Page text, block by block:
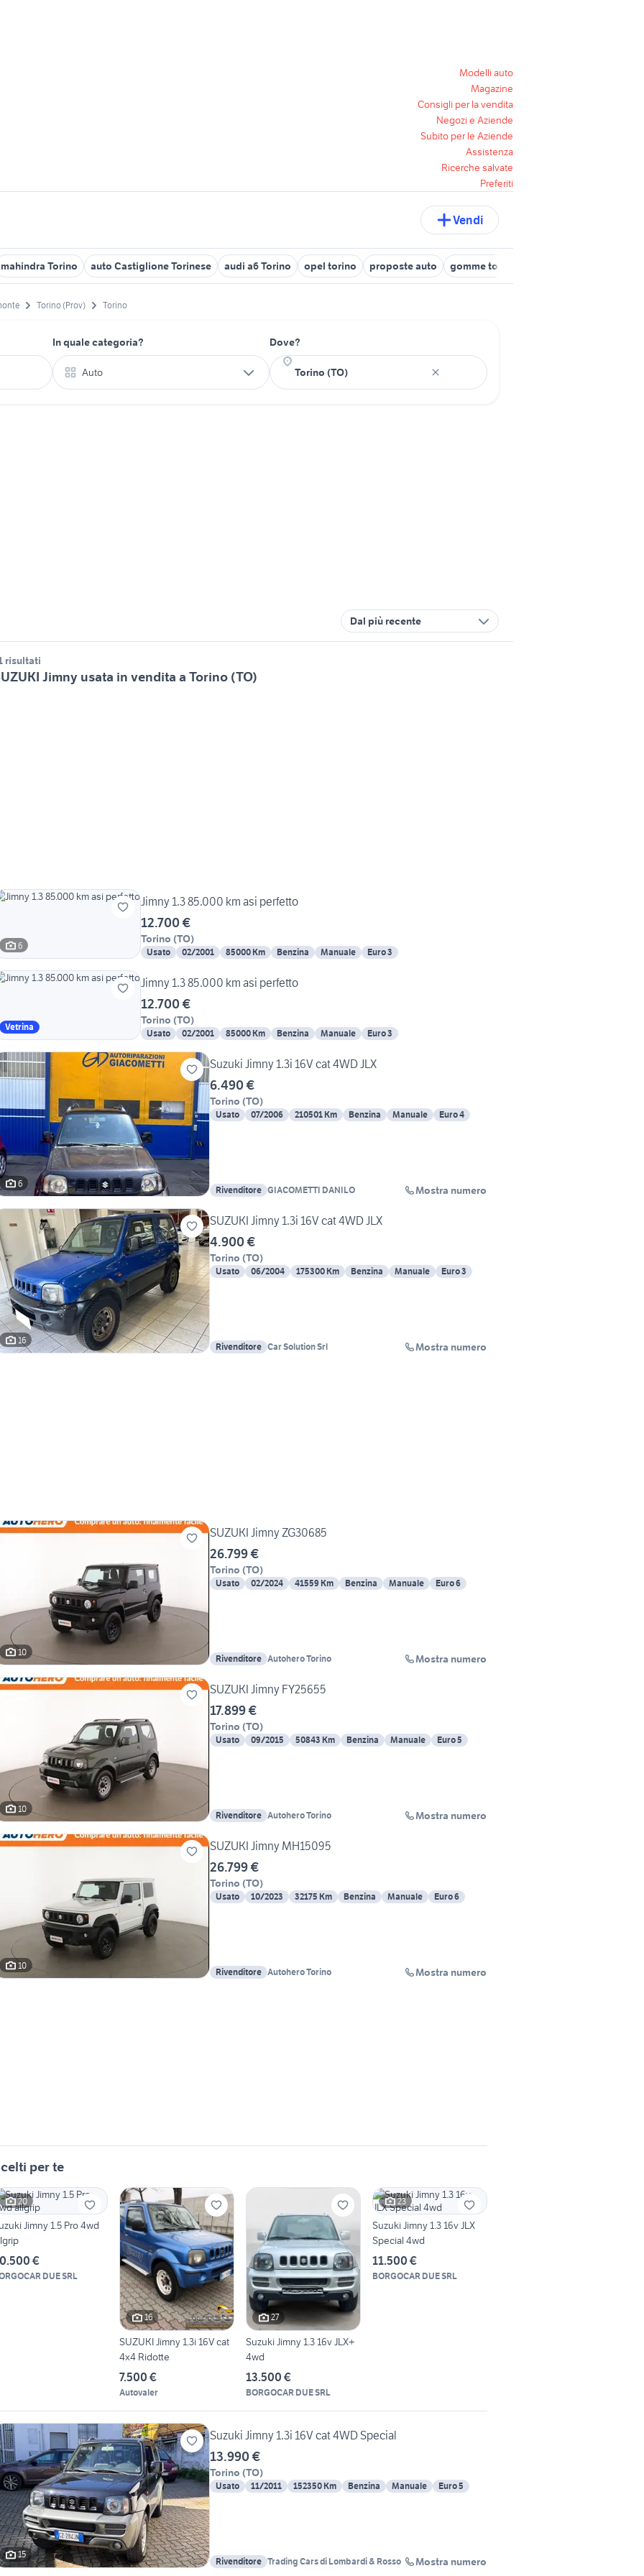
Modelli auto
Magazine
Consigli per la vendita
Negozi e Aziende
Subito per le Aziende
Assistenza
Ricerche salvate
Preferiti
Vendi
mahindra Torino auto Castiglione Torinese audi a6 Torino opel torino proposte auto gomme torino
Torino (Prov) Torino
In quale categoria?
Auto
Dove?
Dal più recente
risultati
Jimny usata in vendita a Torino (TO)
6
Jimny 1.3 85.000 km asi perfetto
12.700 €
Torino (TO)
Usato 02/2001 85000 Km Benzina Manuale Euro 3
Vetrina
Jimny 1.3 85.000 km asi perfetto
12.700 €
Torino (TO)
Usato 02/2001 85000 Km Benzina Manuale Euro 3
6
Suzuki Jimny 1.3i 16V cat 4WD JLX
6.490 €
Torino (TO)
Usato 07/2006 210501 Km Benzina Manuale Euro 4
Rivenditore GIACOMETTI DANILO Mostra numero
16
SUZUKI Jimny 1.3i 16V cat 4WD JLX
4.900 €
Torino (TO)
Usato 06/2004 175300 Km Benzina Manuale Euro 3
Rivenditore Car Solution Srl Mostra numero
10
SUZUKI Jimny ZG30685
26.799 €
Torino (TO)
Usato 02/2024 41559 Km Benzina Manuale Euro 6
Rivenditore Autohero Torino Mostra numero
10
SUZUKI Jimny FY25655
17.899 €
Torino (TO)
Usato 09/2015 50843 Km Benzina Manuale Euro 5
Rivenditore Autohero Torino Mostra numero
10
SUZUKI Jimny MH15095
26.799 €
Torino (TO)
Usato 10/2023 32175 Km Benzina Manuale Euro 6
Rivenditore Autohero Torino Mostra numero
per te
20
Jimny 1.5 Pro 4wd
€
DUE SRL
16
SUZUKI Jimny 1.3i 16V cat
4x4 Ridotte
7.500 €
Autovaler
27
Suzuki Jimny 1.3 16v JLX+
4wd
13.500 €
BORGOCAR DUE SRL
23
Suzuki Jimny 1.3 16v JLX
Special 4wd
11.500 €
BORGOCAR DUE SRL
15
Suzuki Jimny 1.3i 16V cat 4WD Special
13.990 €
Torino (TO)
Usato 11/2011 152350 Km Benzina Manuale Euro 5
Rivenditore Trading Cars di Lombardi & Rosso Mostra numero